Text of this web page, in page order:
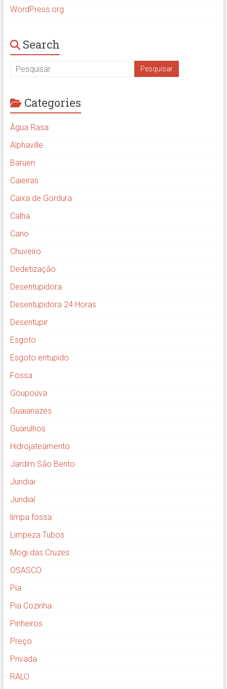
WordPress.org
Search
Categories
Água Rasa
Alphaville
Barueri
Caieiras
Caixa de Gordura
Calha
Cano
Chuveiro
Dedetização
Desentupidora
Desentupidora 24 Horas
Desentupir
Esgoto
Esgoto entupido
Fossa
Goupoúva
Guaianazes
Guarulhos
Hidrojateamento
Jardim São Bento
Jundiai
Jundiaí
limpa fossa
Limpeza Tubos
Mogi das Cruzes
OSASCO
Pia
Pia Cozinha
Pinheiros
Preço
Privada
RALO